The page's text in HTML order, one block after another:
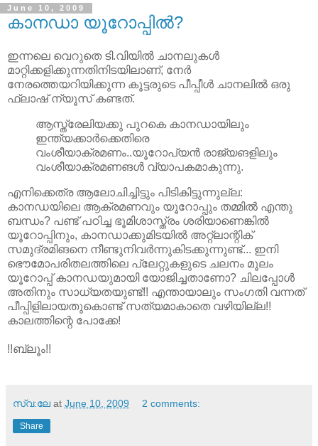
June 10, 2009
കാനഡാ യൂറോപ്പില്‍?
ഇന്നലെ വെറുതെ ടി.വിയില്‍ ചാനലുകള്‍
മാറ്റിക്കളിക്കുന്നതിനിടയിലാണ്, നേര്‍
നേരത്തെയറിയിക്കുന്ന കൂട്ടരുടെ പീപ്പീള്‍ ചാനലില്‍ ഒരു
ഫ്ലാഷ് ന്യൂസ് കണ്ടത്.
ആസ്ത്രേലിയക്കു പുറകെ കാനഡായിലും
ഇന്ത്യക്കാര്‍ക്കെതിരെ
വംശീയാക്രമണം..യൂറോപ്യന്‍ രാജ്യങളിലും
വംശീയാക്രമണങള്‍ വ്യാപകമാകുന്നു.
എനിക്കെത്ര ആലോചിച്ചിട്ടും പിടികിട്ടുന്നുല്ല:
കാനഡയിലെ ആക്രമണവും യൂറോപ്പും തമ്മില്‍ എന്തു
ബന്ധം? പണ്ട് പഠിച്ച ഭൂമിശാസ്ത്രം ശരിയാണെങ്കില്‍
യൂറോപ്പിനും, കാനഡാക്കുമിടയില്‍ അറ്റ്ലാന്റിക്
സമുദ്രമിങനെ നീണ്ടുനിവര്‍ന്നുകിടക്കുന്നുണ്ട്... ഇനി
ഭൌമോപരിതലത്തിലെ പ്ലേറ്റുകളുടെ ചലനം മൂലം
യൂറോപ്പ് കാനഡയുമായി യോജിച്ചതാണോ? ചിലപ്പോള്‍
അതിനും സാധ്യതയുണ്ട്!! എന്തായാലും സംഗതി വന്നത്
പീപ്പിളിലായതുകൊണ്ട് സത്യമാകാതെ വഴിയില്ല!!
കാലത്തിന്റെ പോക്കേ!
!!ബ്ലൂം!!
സ്വ:ലേ at June 10, 2009 2 comments:
Share